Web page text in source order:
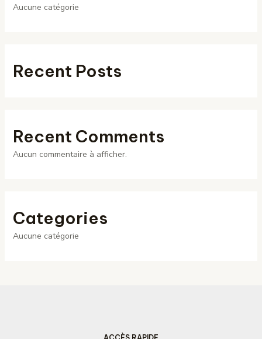
Aucune catégorie
Recent Posts
Recent Comments
Aucun commentaire à afficher.
Categories
Aucune catégorie